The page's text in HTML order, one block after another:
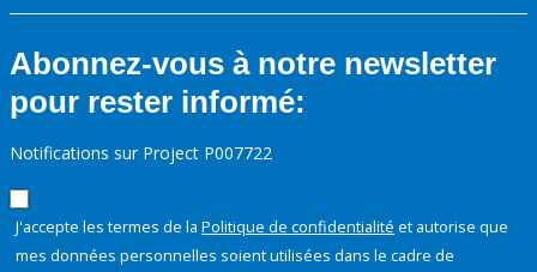
Abonnez-vous à notre newsletter
pour rester informé:
Notifications sur Project P007722
J'accepte les termes de la Politique de confidentialité et autorise que
mes données personnelles soient utilisées dans le cadre de